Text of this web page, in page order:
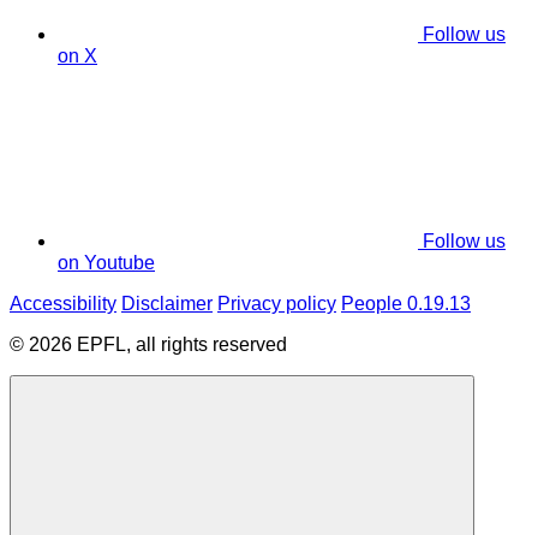
Follow us
on X
Follow us
on Youtube
Accessibility Disclaimer Privacy policy People 0.19.13
© 2026 EPFL, all rights reserved